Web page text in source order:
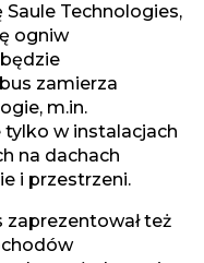
Saule Technologies,
ogniw
zamierza
m.in.
w instalacjach
na dachach
i przestrzeni.
też